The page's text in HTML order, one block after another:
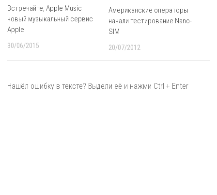
Встречайте, Apple Music —
новый музыкальный сервис
Apple
30/06/2015
Американские операторы
начали тестирование Nano-
SIM
20/07/2012
Нашёл ошибку в тексте? Выдели её и нажми Ctrl + Enter